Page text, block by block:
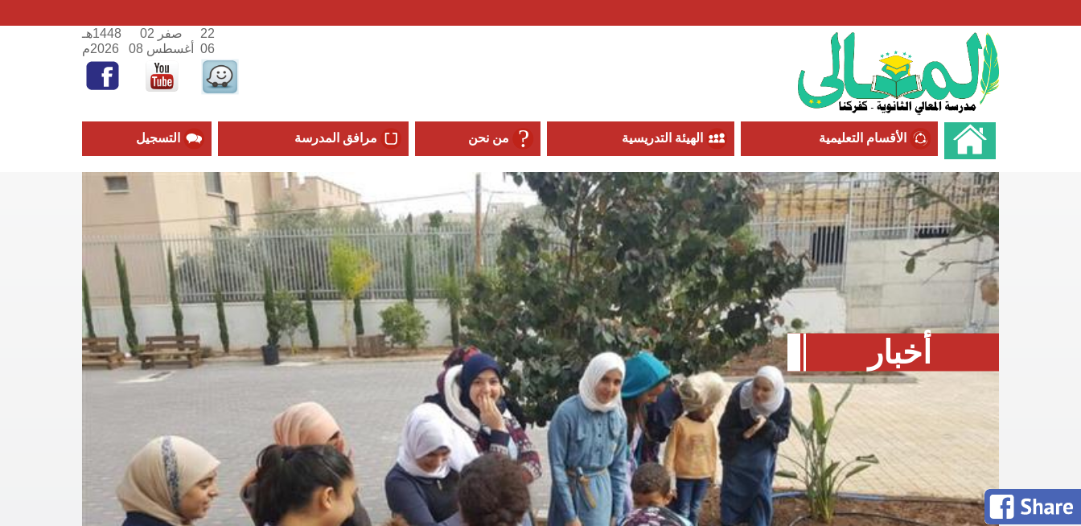
22 صفر 02
1448هـ
06
أغسطس 08 2026م
الأقسام التعليمية الهيئة التدريسية من نحن مرافق المدرسة التسجيل
أخبار